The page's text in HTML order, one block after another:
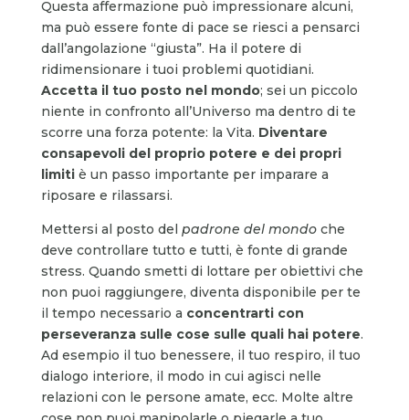
Questa affermazione può impressionare alcuni,
ma può essere fonte di pace se riesci a pensarci
dall’angolazione “giusta”. Ha il potere di
ridimensionare i tuoi problemi quotidiani.
Accetta il tuo posto nel mondo; sei un piccolo
niente in confronto all’Universo ma dentro di te
scorre una forza potente: la Vita. Diventare
consapevoli del proprio potere e dei propri
limiti è un passo importante per imparare a
riposare e rilassarsi.
Mettersi al posto del padrone del mondoche
deve controllare tutto e tutti, è fonte di grande
stress. Quando smetti di lottare per obiettivi che
non puoi raggiungere, diventa disponibile per te
il tempo necessario a concentrarti con
perseveranza sulle cose sulle quali hai potere.
Ad esempio il tuo benessere, il tuo respiro, il tuo
dialogo interiore, il modo in cui agisci nelle
relazioni con le persone amate, ecc. Molte altre